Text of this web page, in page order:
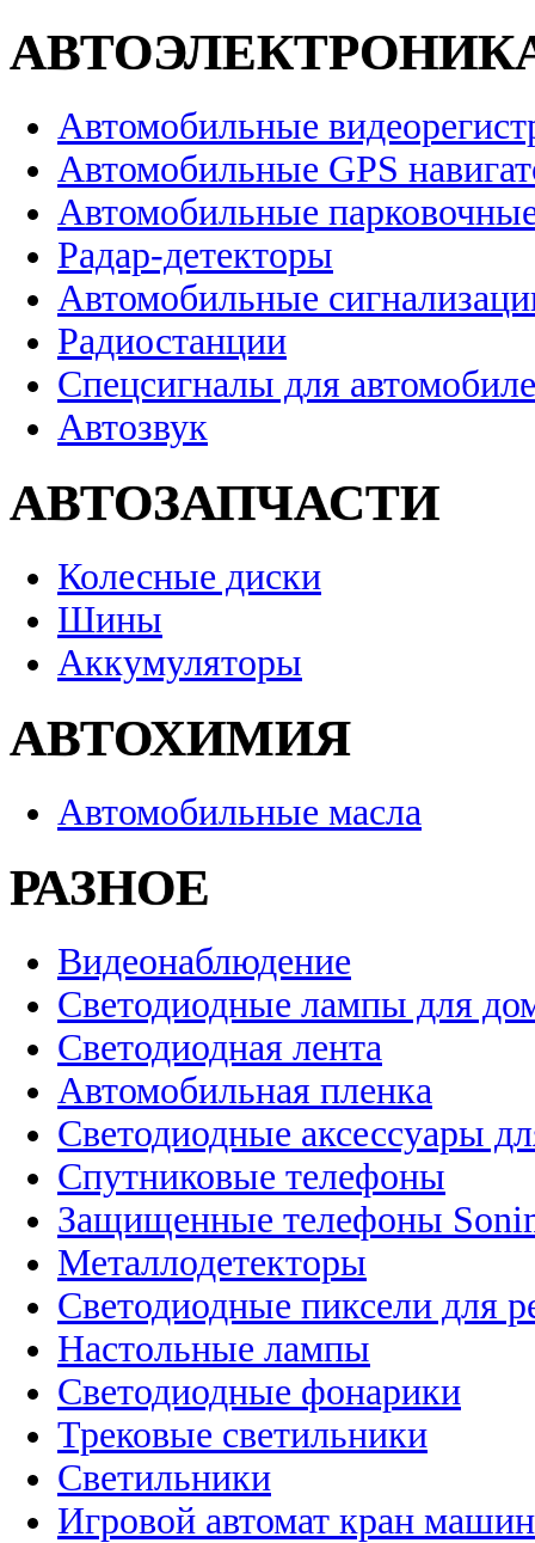
Автомобильные
Автомобильные GPS
Автомобильные
Радар-детекторы
Автомобильные
Радиостанции
Спецсигналы для
Автозвук
АВТОЗАПЧАСТИ
Колесные диски
Шины
Аккумуляторы
АВТОХИМИЯ
Автомобильные масла
РАЗНОЕ
Видеонаблюдение
Светодиодные лампы для
Светодиодная лента
Автомобильная пленка
Светодиодные аксессуары
Спутниковые телефоны
Защищенные телефоны
Металлодетекторы
Светодиодные пиксели для
Настольные лампы
Светодиодные фонарики
Трековые светильники
Светильники
Игровой автомат кран